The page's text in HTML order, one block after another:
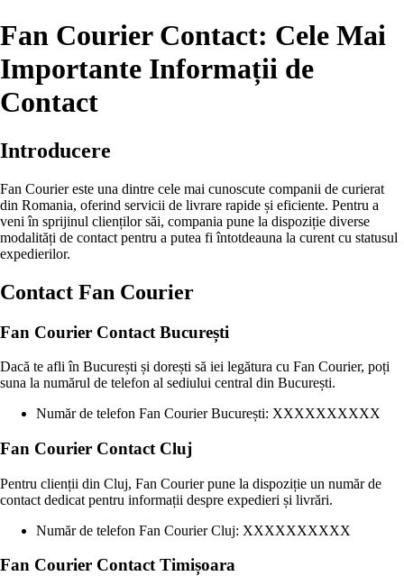
Fan Courier Contact: Cele Mai
Importante Informații de
Contact
Introducere
Fan Courier este una dintre cele mai cunoscute companii de curierat
din Romania, oferind servicii de livrare rapide și eficiente. Pentru a
veni în sprijinul clienților săi, compania pune la dispoziție diverse
modalități de contact pentru a putea fi întotdeauna la curent cu statusul
expedierilor.
Contact Fan Courier
Fan Courier Contact București
Dacă te afli în București și dorești să iei legătura cu Fan Courier, poți
suna la numărul de telefon al sediului central din București.
Număr de telefon Fan Courier București: XXXXXXXXXX
Fan Courier Contact Cluj
Pentru clienții din Cluj, Fan Courier pune la dispoziție un număr de
contact dedicat pentru informații despre expedieri și livrări.
Număr de telefon Fan Courier Cluj: XXXXXXXXXX
Fan Courier Contact Timișoara